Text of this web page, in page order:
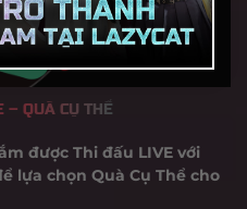
QUÀ CỤ THỂ
được Thi đấu LIVE với
lựa chọn Quà Cụ Thể cho